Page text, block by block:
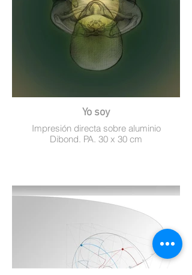
Yo soy
Impresión directa sobre aluminio
Dibond. PA. 30 x 30 cm